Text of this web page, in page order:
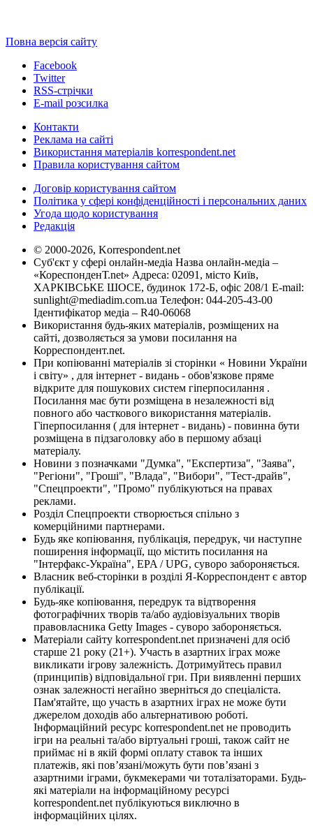
Повна версія сайту
Facebook
Twitter
RSS-стрічки
E-mail розсилка
Контакти
Реклама на сайті
Використання матеріалів korrespondent.net
Правила користування сайтом
Договір користування сайтом
Політика у сфері конфіденційності і персональних даних
Угода щодо користування
Редакція
© 2000-2026, Korrespondent.net
Суб'єкт у сфері онлайн-медіа Назва онлайн-медіа –
«КореспонденТ.net» Адреса: 02091, місто Київ,
ХАРКІВСЬКЕ ШОСЕ, будинок 172-Б, офіс 208/1 E-mail:
sunlight@mediadim.com.ua Телефон: 044-205-43-00
Ідентифікатор медіа – R40-06068
Використання будь-яких матеріалів, розміщених на
сайті, дозволяється за умови посилання на
Корреспондент.net.
При копіюванні матеріалів зі сторінки « Новини України
і світу» , для інтернет - видань - обов'язкове пряме
відкрите для пошукових систем гіперпосилання .
Посилання має бути розміщена в незалежності від
повного або часткового використання матеріалів.
Гіперпосилання ( для інтернет - видань) - повинна бути
розміщена в підзаголовку або в першому абзаці
матеріалу.
Новини з позначками "Думка", "Експертиза", "Заява",
"Регіони", "Гроші", "Влада", "Вибори", "Тест-драйв",
"Спецпроекти", "Промо" публікуються на правах
реклами.
Розділ Спецпроекти створюється спільно з
комерційними партнерами.
Будь яке копіювання, публікація, передрук, чи наступне
поширення інформації, що містить посилання на
"Інтерфакс-Україна", EPA / UPG, суворо забороняється.
Власник веб-сторінки в розділі Я-Корреспондент є автор
публікації.
Будь-яке копіювання, передрук та відтворення
фотографічних творів та/або аудіовізуальних творів
правовласника Getty Images - суворо забороняється.
Матеріали сайту korrespondent.net призначені для осіб
старше 21 року (21+). Участь в азартних іграх може
викликати ігрову залежність. Дотримуйтесь правил
(принципів) відповідальної гри. При виявленні перших
ознак залежності негайно зверніться до спеціаліста.
Пам'ятайте, що участь в азартних іграх не може бути
джерелом доходів або альтернативою роботі.
Інформаційний ресурс korrespondent.net не проводить
ігри на реальні та/або віртуальні гроші, також сайт не
приймає ні в якій формі оплату ставок та інших
платежів, які пов’язані/можуть бути пов’язані з
азартними іграми, букмекерами чи тоталізаторами. Будь-
які матеріали на інформаційному ресурсі
korrespondent.net публікуються виключно в
інформаційних цілях.